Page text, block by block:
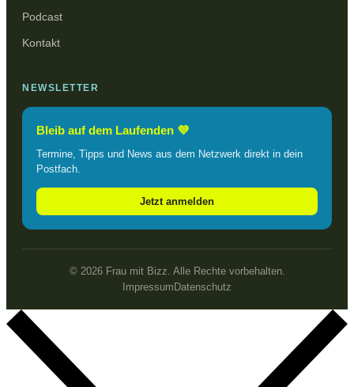
Podcast
Kontakt
NEWSLETTER
Bleib auf dem Laufenden 💜
Termine, Tipps und News aus dem Netzwerk direkt in dein
Postfach.
Jetzt anmelden
© 2026 Frau mit Bizz. Alle Rechte vorbehalten.
Impressum Datenschutz